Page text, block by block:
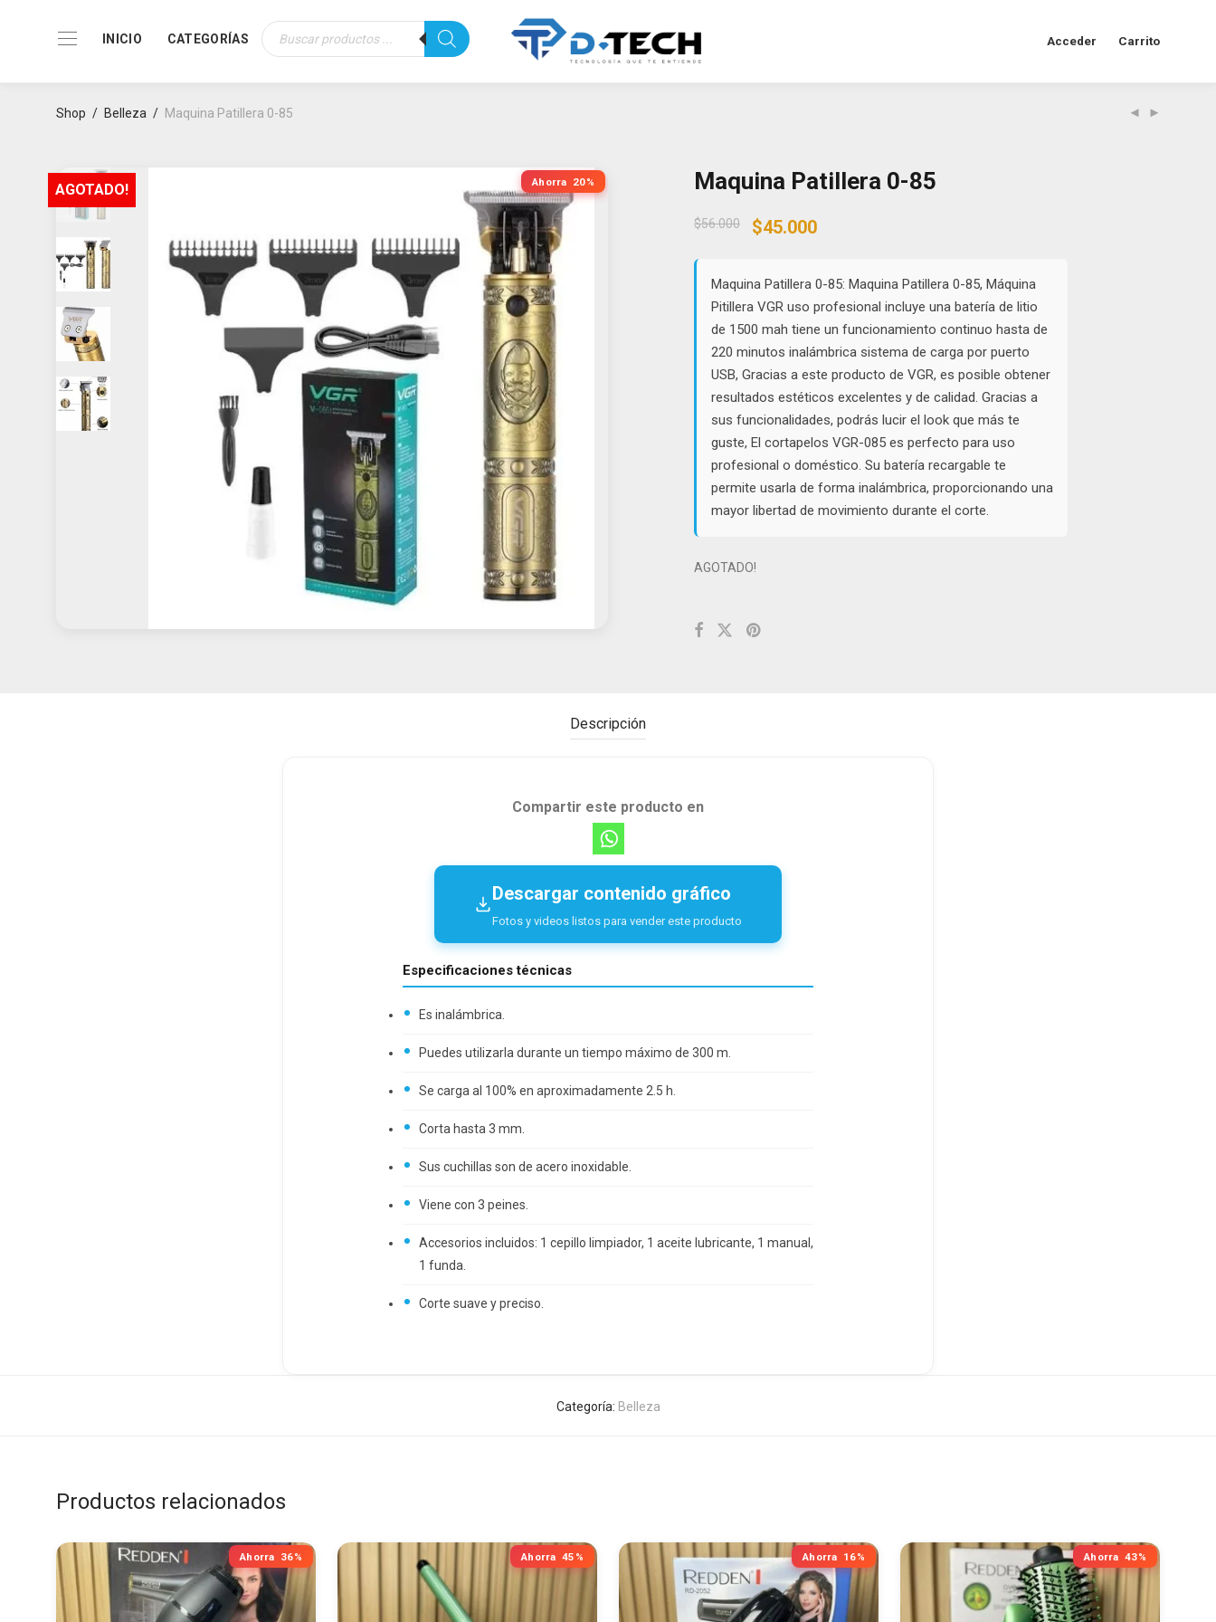
INICIO CATEGORÍAS
Búsqueda
de
Acceder Carrito
Shop / Belleza / Maquina Patillera 0-85
Ahorra 20%
AGOTADO! Maquina Patillera 0-85
$56.000
Original
$56.000.
$45.000Current
$45.000.
Maquina Patillera 0-85: Maquina Patillera 0-85, Máquina
Pitillera VGR uso profesional incluye una batería de litio
de 1500 mah tiene un funcionamiento continuo hasta de
220 minutos inalámbrica sistema de carga por puerto
USB, Gracias a este producto de VGR, es posible obtener
resultados estéticos excelentes y de calidad. Gracias a
sus funcionalidades, podrás lucir el look que más te
guste, El cortapelos VGR-085 es perfecto para uso
profesional o doméstico. Su batería recargable te
permite usarla de forma inalámbrica, proporcionando una
mayor libertad de movimiento durante el corte.
AGOTADO!
Descripción
Compartir este producto en
Descargar contenido gráfico
Fotos y videos listos para vender este producto
Especificaciones técnicas
Es inalámbrica.
Puedes utilizarla durante un tiempo máximo de 300 m.
Se carga al 100% en aproximadamente 2.5 h.
Corta hasta 3 mm.
Sus cuchillas son de acero inoxidable.
Viene con 3 peines.
Accesorios incluidos: 1 cepillo limpiador, 1 aceite lubricante, 1 manual,
1 funda.
Corte suave y preciso.
Categoría: Belleza
Productos relacionados
Ahorra 36% Ahorra 45% Ahorra 16% Ahorra 43%